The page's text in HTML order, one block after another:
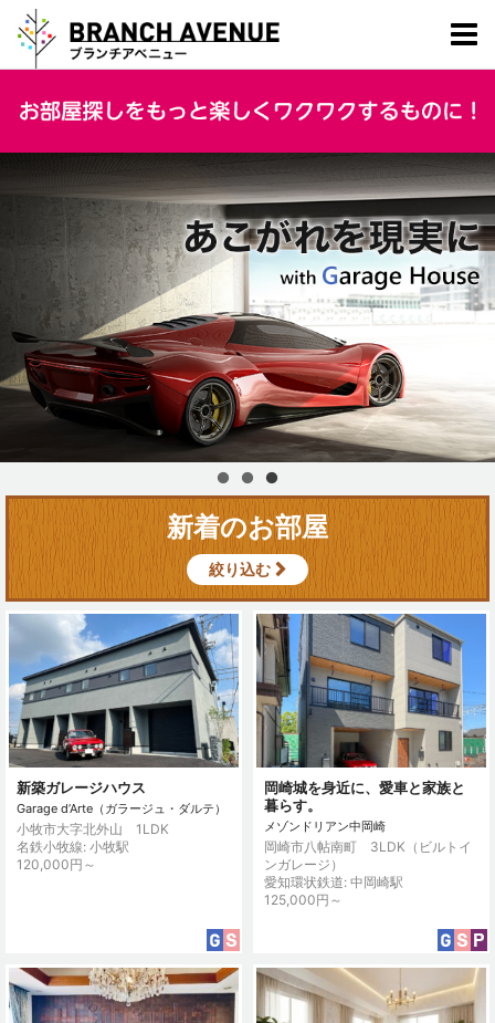
新着のお部屋
絞り込む
新築ガレージハウス
Garage d’Arte（ガラージュ・ダルテ）
小牧市大字北外山 1LDK
名鉄小牧線: 小牧駅
120,000円～
岡崎城を身近に、愛車と家族と
暮らす。
メゾンドリアン中岡崎
岡崎市八帖南町 3LDK（ビルトイ
ンガレージ）
愛知環状鉄道: 中岡崎駅
125,000円～